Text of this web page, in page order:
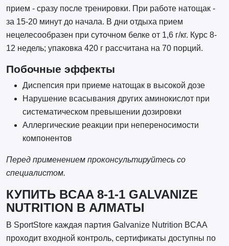
прием - сразу после тренировки. При работе натощак -
за 15-20 минут до начала. В дни отдыха прием
нецелесообразен при суточном белке от 1,6 г/кг. Курс 8-
12 недель; упаковка 420 г рассчитана на 70 порций.
Побочные эффекты
Диспепсия при приеме натощак в высокой дозе
Нарушение всасывания других аминокислот при
систематическом превышении дозировки
Аллергические реакции при непереносимости
компонентов
Перед применением проконсультируйтесь со
специалистом.
КУПИТЬ BCAA 8-1-1 GALVANIZE
NUTRITION В АЛМАТЫ
В SportStore каждая партия Galvanize Nutrition BCAA
проходит входной контроль, сертификаты доступны по